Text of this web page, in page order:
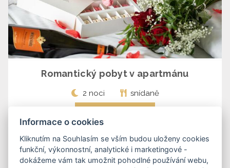
Romantický pobyt v apartmánu
2 noci snídaně
Informace o cookies
Kliknutím na Souhlasím se vším budou uloženy cookies
funkční, výkonnostní, analytické i marketingové -
dokážeme vám tak umožnit pohodlné používání webu,